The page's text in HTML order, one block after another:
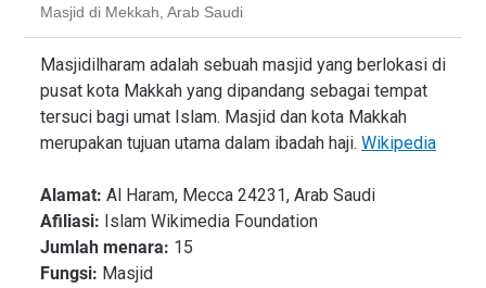
Masjid di Mekkah, Arab Saudi
Deskripsi
Masjidilharam adalah sebuah masjid yang berlokasi di
pusat kota Makkah yang dipandang sebagai tempat
tersuci bagi umat Islam. Masjid dan kota Makkah
merupakan tujuan utama dalam ibadah haji. Wikipedia
Alamat: Al Haram, Mecca 24231, Arab Saudi
Afiliasi: Islam Wikimedia Foundation
Jumlah menara: 15
Fungsi: Masjid